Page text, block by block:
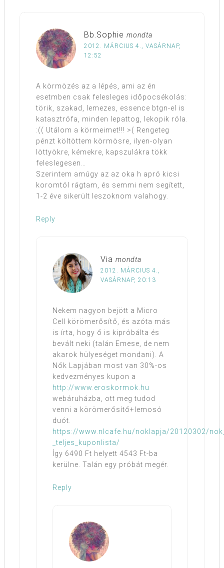
Bb.Sophie mondta
2012. MÁRCIUS 4., VASÁRNAP,
12:52
A körmözés az a lépés, ami az én
esetmben csak felesleges időpocsékolás:
törik, szakad, lemezes, essence btgn-el is
katasztrófa, minden lepattog, lekopik róla.
:(( Utálom a körmeimet!!! >( Rengeteg
pénzt költöttem körmösre, ilyen-olyan
löttyökre, kémekre, kapszulákra tökk
feleslegesen…
Szerintem amúgy az az oka h apró kicsi
koromtól rágtam, és semmi nem segített,
1-2 éve sikerült leszoknom valahogy.
Reply
Via mondta
2012. MÁRCIUS 4.,
VASÁRNAP, 20:13
Nekem nagyon bejött a Micro
Cell körömerősítő, és azóta más
is írta, hogy ő is kipróbálta és
bevált neki (talán Emese, de nem
akarok hülyeséget mondani). A
Nők Lapjában most van 30%-os
kedvezményes kupon a
http://www.eroskormok.hu
webáruházba, ott meg tudod
venni a körömerősítő+lemosó
duót.
https://www.nlcafe.hu/noklapja/20120302/
_teljes_kuponlista/
Így 6490 Ft helyett 4543 Ft-ba
kerülne. Talán egy próbát megér.
Reply